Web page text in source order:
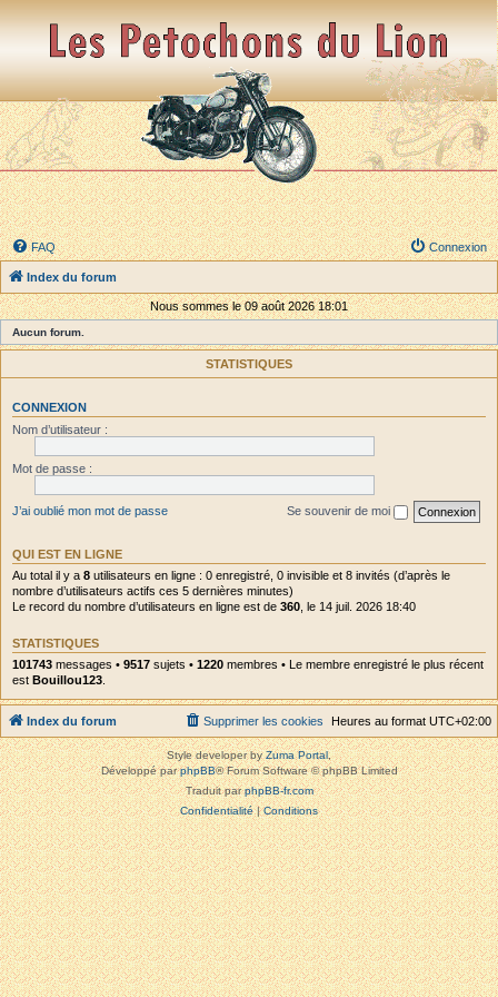
FAQ Connexion
Index du forum
Nous sommes le 09 août 2026 18:01
Aucun forum.
STATISTIQUES
CONNEXION
Nom d’utilisateur :
Mot de passe :
J’ai oublié mon mot de passe Se souvenir de moi
QUI EST EN LIGNE
Au total il y a 8 utilisateurs en ligne : 0 enregistré, 0 invisible et 8 invités (d’après le
nombre d’utilisateurs actifs ces 5 dernières minutes)
Le record du nombre d’utilisateurs en ligne est de 360 , le 14 juil. 2026 18:40
STATISTIQUES
101743 messages • 9517 sujets • 1220 membres • Le membre enregistré le plus récent
est Bouillou123
Index du forum Heures au format UTC+02:00
Supprimer les cookies
Style developer byZuma Portal,
Développé parphpBB® Forum Software © phpBB Limited
Traduit parphpBB-fr.com
Confidentialité|Conditions